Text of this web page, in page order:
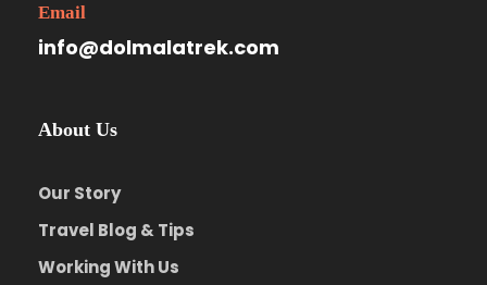
Email
info@dolmalatrek.com
About Us
Our Story
Travel Blog & Tips
Working With Us